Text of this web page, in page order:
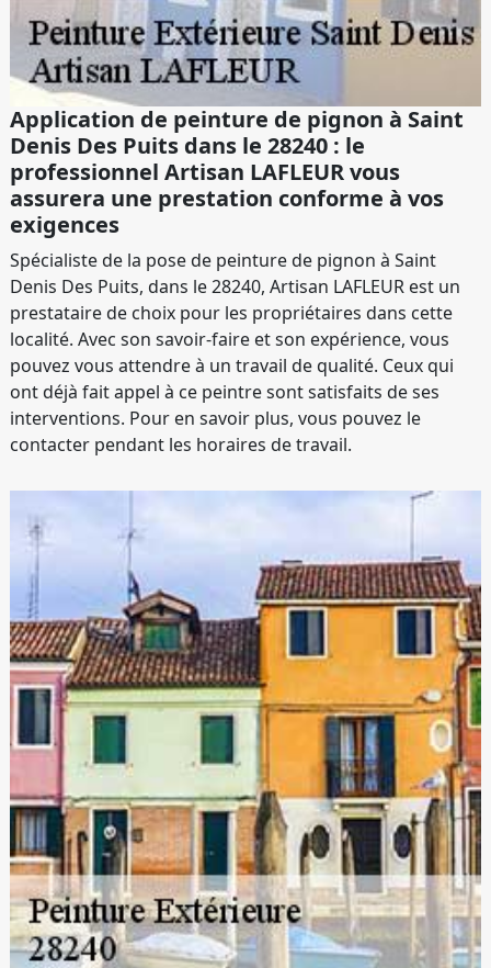
Application de peinture de pignon à Saint
Denis Des Puits dans le 28240 : le
professionnel Artisan LAFLEUR vous
assurera une prestation conforme à vos
exigences
Spécialiste de la pose de peinture de pignon à Saint
Denis Des Puits, dans le 28240, Artisan LAFLEUR est un
prestataire de choix pour les propriétaires dans cette
localité. Avec son savoir-faire et son expérience, vous
pouvez vous attendre à un travail de qualité. Ceux qui
ont déjà fait appel à ce peintre sont satisfaits de ses
interventions. Pour en savoir plus, vous pouvez le
contacter pendant les horaires de travail.